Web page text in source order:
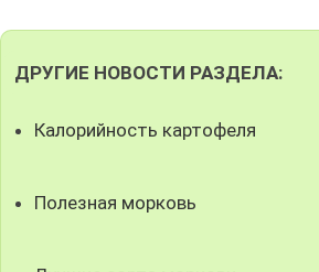
ДРУГИЕ НОВОСТИ РАЗДЕЛА:
Калорийность картофеля
Полезная морковь